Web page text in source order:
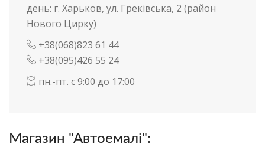
день: г. Харьков, ул. Греківська, 2 (район
Нового Цирку)
+38(068)823 61 44
+38(095)426 55 24
пн.-пт. с 9:00 до 17:00
Магазин "Автоемалі":